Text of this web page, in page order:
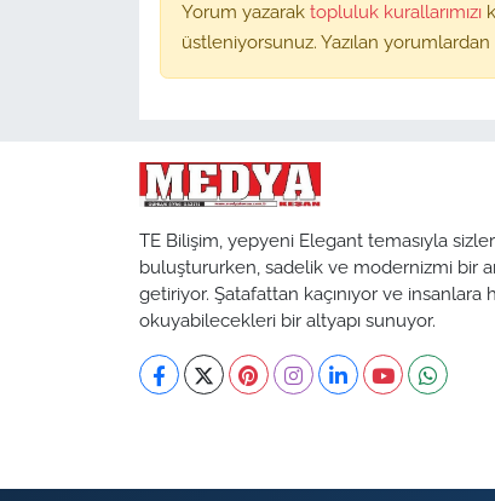
Yorum yazarak topluluk kurallarımızı
üstleniyorsunuz. Yazılan
TE Bilişim, yepyeni Elegant temasıyla
buluştururken, sadelik ve modernizmi bir
getiriyor. Şatafattan kaçınıyor ve insanlara
okuyabilecekleri bir altyapı sunuyor.